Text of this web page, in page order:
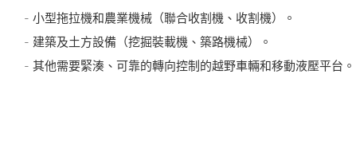
- 小型拖拉機和農業機械（聯合收割機、收割機）。
- 建築及土方設備（挖掘裝載機、築路機械）。
- 其他需要緊湊、可靠的轉向控制的越野車輛和移動液壓平台。